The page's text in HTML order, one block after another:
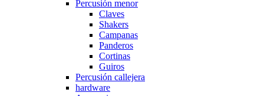
Percusión menor
Claves
Shakers
Campanas
Panderos
Cortinas
Guiros
Percusión callejera
hardware